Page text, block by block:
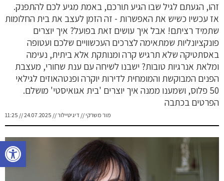
פתח סרגל נגישות
זהו, הגעתם לגיל שבו הגיע תורכם, באמת מגיע לכם להתפנק.
אז עכשיו כשיש את האפשרות - זה הזמן לעצב את בית החלומות
שתמיד רציתם! אבל איך עושים זאת בפועל? איך יוצרים
פונקציונליות שמתאימה לצרכים העכשוויים שלכם ועטופה
באסתטיקה שלא תרגיש קרה ומנותקת אלא ביתית, נעימה
ומלאת אנרגיות טובות? ישבנו לשיחה עם ענת שחורי, מעצבת
הפנים המבוקשת והמומחית לדירות יוקרה ופנטהאוזים לגילאי
50 פלוס, ושמענו ממנה איך יוצרים 'בית אגואיסטי' מושלם.
הפרטים בכתבה
מור משרקי // דיגיטיילור // 24.07.2025 // 11:25